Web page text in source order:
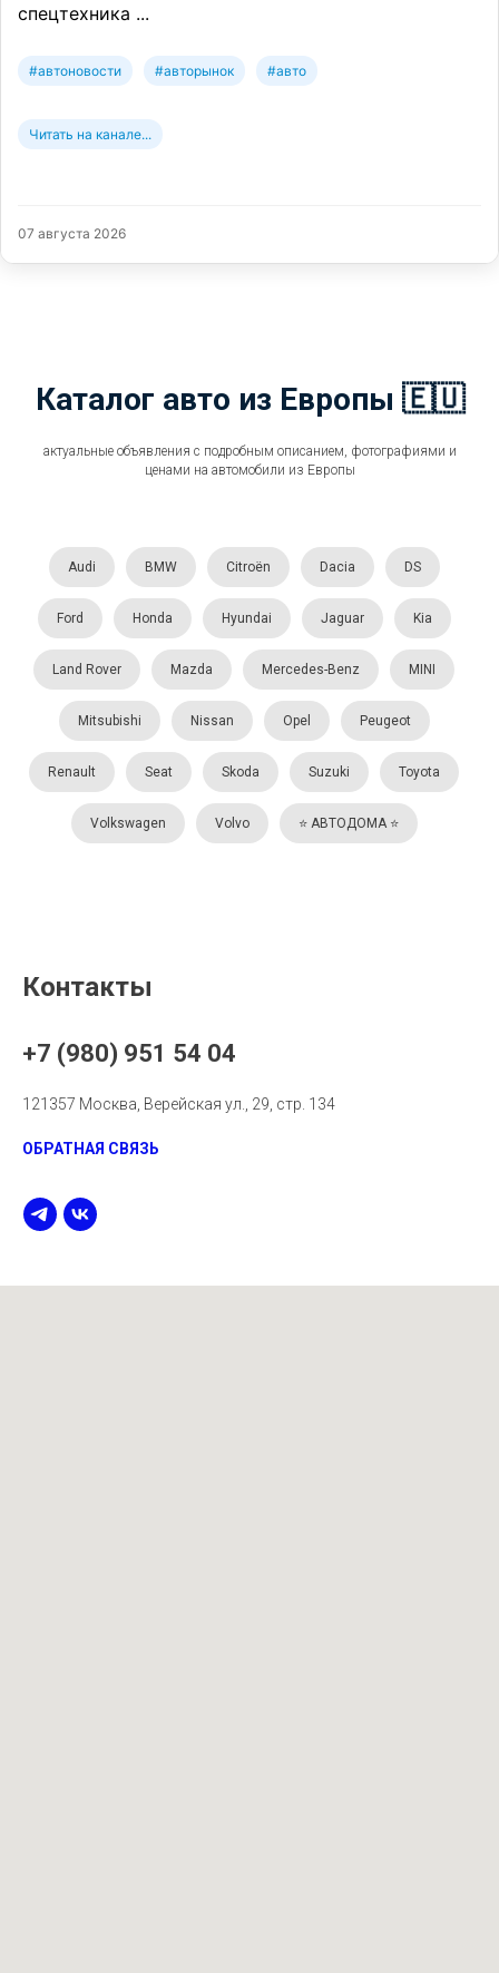
спецтехника ...
#автоновости #авторынок #авто
Читать на канале...
07 августа 2026
Каталог авто из Европы 🇪🇺
актуальные объявления с подробным описанием, фотографиями и
ценами на автомобили из Европы
Audi BMW Citroën Dacia DS
Ford Honda Hyundai Jaguar Kia
Land Rover Mazda Mercedes-Benz MINI
Mitsubishi Nissan Opel Peugeot
Renault Seat Skoda Suzuki Toyota
Volkswagen Volvo ⭐️ АВТОДОМА ⭐️
Контакты
+7 (980) 951 54 04
121357 Москва, Верейская ул., 29, стр. 134
ОБРАТНАЯ СВЯЗЬ